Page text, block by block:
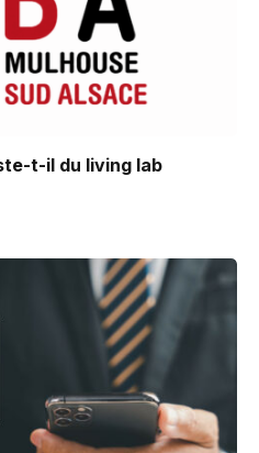
t-il du living lab